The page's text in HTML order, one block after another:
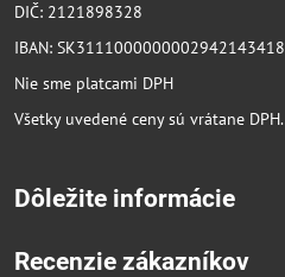
DIČ: 2121898328
IBAN: SK3111000000002942143418
Nie sme platcami DPH
Všetky uvedené ceny sú vrátane DPH.
Dôležite informácie
Recenzie zákazníkov